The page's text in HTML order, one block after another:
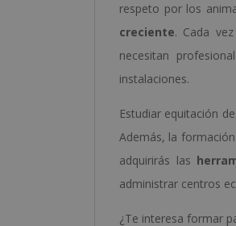
respeto por los
creciente. Cada
necesitan
instalaciones.
Estudiar equitación
Además, la
adquirirás las
administrar centros
¿Te interesa formar